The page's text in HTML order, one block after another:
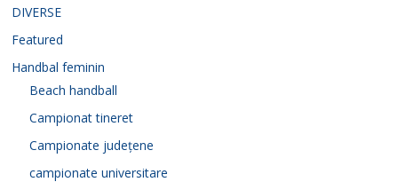
DIVERSE
Featured
Handbal feminin
Beach handball
Campionat tineret
Campionate județene
campionate universitare